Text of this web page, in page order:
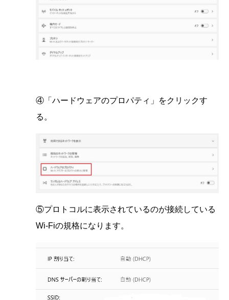
④「ハードウェアのプロパティ」をクリックす
る。
⑤プロトコルに表示されているのが接続している
Wi-Fiの規格になります。